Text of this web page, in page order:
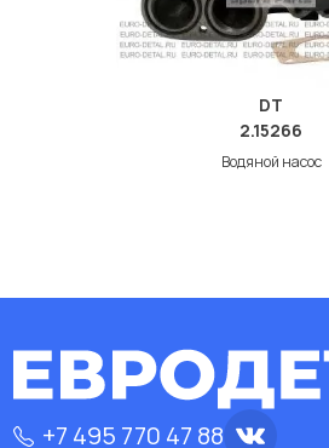
DT
2.15266
Водяной насос
+7 495 770 47 88